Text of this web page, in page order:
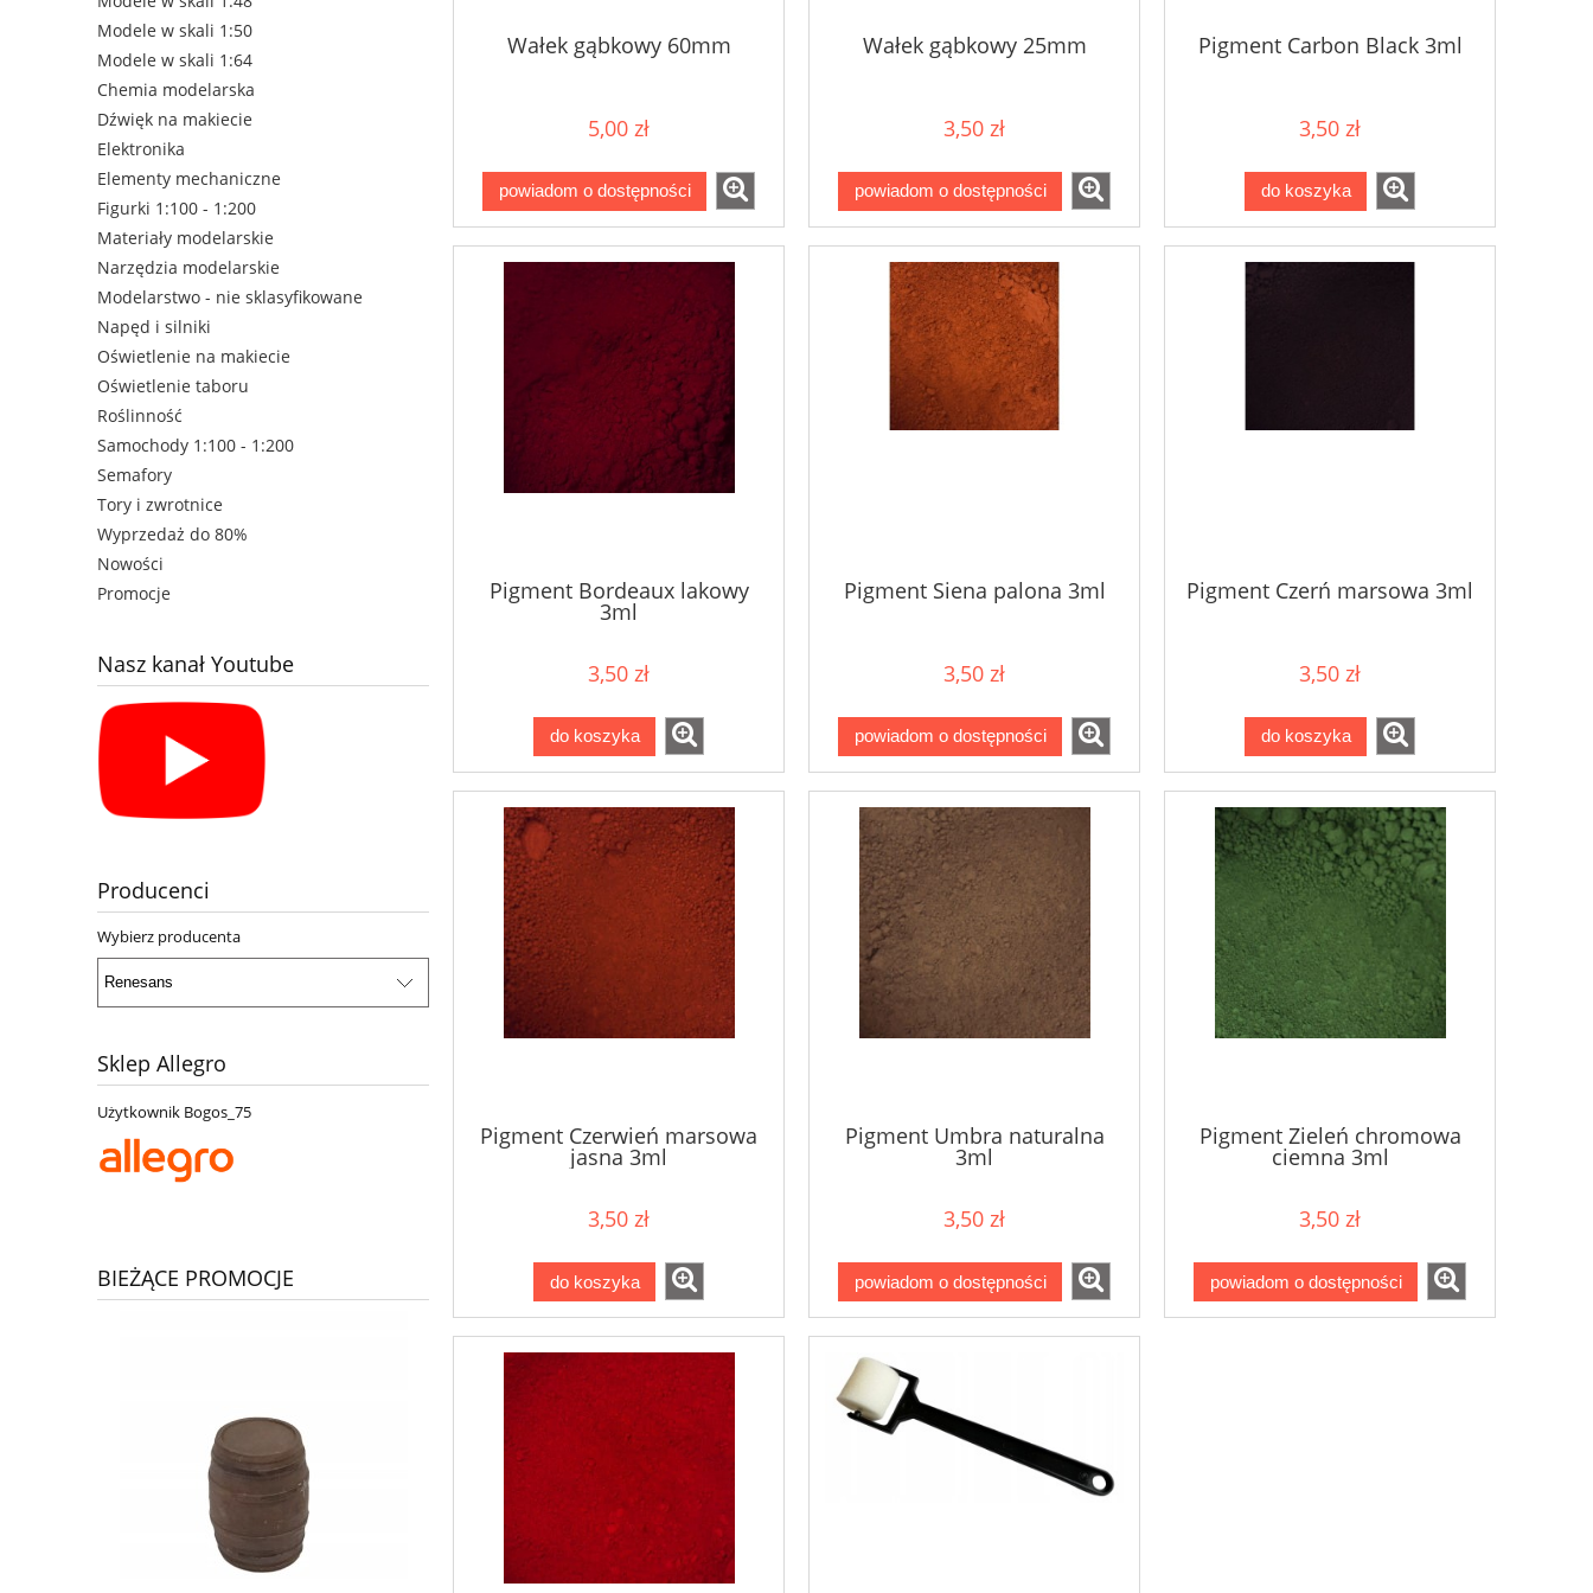
Modele w skali 1:50
Modele w skali 1:64
Chemia modelarska
Dźwięk na makiecie
Elektronika
Elementy mechaniczne
Figurki 1:100 - 1:200
Materiały modelarskie
Narzędzia modelarskie
Modelarstwo - nie sklasyfikowane
Napęd i silniki
Oświetlenie na makiecie
Oświetlenie taboru
Roślinność
Samochody 1:100 - 1:200
Semafory
Tory i zwrotnice
Wyprzedaż do 80%
Nowości
Promocje
Nasz kanał Youtube
Producenci
Wybierz producenta
Sklep Allegro
Użytkownik Bogos_75
BIEŻĄCE PROMOCJE
Wałek gąbkowy 60mm
5,00 zł
powiadom o dostępności
Wałek gąbkowy 25mm
3,50 zł
powiadom o dostępności
Pigment Carbon Black 3ml
3,50 zł
do koszyka
Pigment Bordeaux lakowy
3ml
3,50 zł
do koszyka
Pigment Siena palona 3ml
3,50 zł
powiadom o dostępności
Pigment Czerń marsowa 3ml
3,50 zł
do koszyka
Pigment Czerwień marsowa
jasna 3ml
3,50 zł
do koszyka
Pigment Umbra naturalna
3ml
3,50 zł
powiadom o dostępności
Pigment Zieleń chromowa
ciemna 3ml
3,50 zł
powiadom o dostępności